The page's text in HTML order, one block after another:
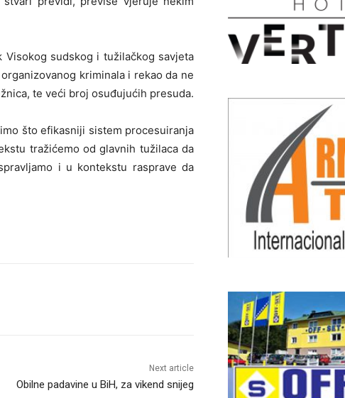
sudskog i tužilačkog savjeta
kriminala i rekao da ne
te veći broj osuđujućih presuda.
što efikasniji sistem procesuiranja
tražićemo od glavnih tužilaca da
i u kontekstu rasprave da
Next article
Obilne padavine u BiH, za vikend snijeg